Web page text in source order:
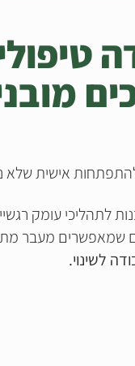
אישית שלא
לתהליכי עומק
שמאפשרים מעבר
לשינוי.